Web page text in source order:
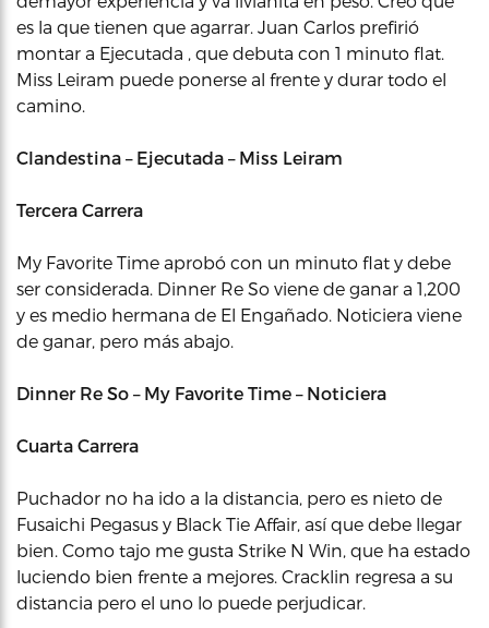
es la que tienen que agarrar. Juan Carlos prefirió
montar a Ejecutada , que debuta con 1 minuto flat.
Miss Leiram puede ponerse al frente y durar todo el
camino.
Clandestina – Ejecutada – Miss Leiram
Tercera Carrera
My Favorite Time aprobó con un minuto flat y debe
ser considerada. Dinner Re So viene de ganar a 1,200
y es medio hermana de El Engañado. Noticiera viene
de ganar, pero más abajo.
Dinner Re So – My Favorite Time – Noticiera
Cuarta Carrera
Puchador no ha ido a la distancia, pero es nieto de
Fusaichi Pegasus y Black Tie Affair, así que debe llegar
bien. Como tajo me gusta Strike N Win, que ha estado
luciendo bien frente a mejores. Cracklin regresa a su
distancia pero el uno lo puede perjudicar.